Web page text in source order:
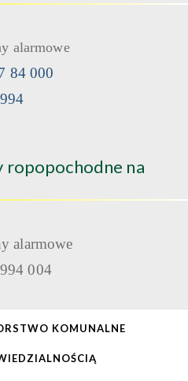
alarmowe
84 000
994
ropopochodne na
alarmowe
004
KOMUNALNE